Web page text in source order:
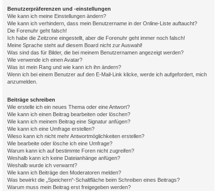
Benutzerpräferenzen und -einstellungen
Wie kann ich meine Einstellungen ändern?
Wie kann ich verhindern, dass mein Benutzername in der Online-Liste auftaucht?
Die Forenuhr geht falsch!
Ich habe die Zeitzone eingestellt, aber die Forenuhr geht immer noch falsch!
Meine Sprache steht auf diesem Board nicht zur Auswahl!
Was sind das für Bilder, die bei meinem Benutzernamen angezeigt werden?
Wie verwende ich einen Avatar?
Was ist mein Rang und wie kann ich ihn ändern?
Wenn ich bei einem Benutzer auf den E-Mail-Link klicke, werde ich aufgefordert, mich
anzumelden.
Beiträge schreiben
Wie erstelle ich ein neues Thema oder eine Antwort?
Wie kann ich einen Beitrag bearbeiten oder löschen?
Wie kann ich meinem Beitrag eine Signatur anfügen?
Wie kann ich eine Umfrage erstellen?
Wieso kann ich nicht mehr Antwortmöglichkeiten erstellen?
Wie bearbeite oder lösche ich eine Umfrage?
Warum kann ich auf bestimmte Foren nicht zugreifen?
Weshalb kann ich keine Dateianhänge anfügen?
Weshalb wurde ich verwarnt?
Wie kann ich Beiträge den Moderatoren melden?
Was bewirkt die „Speichern“-Schaltfläche beim Schreiben eines Beitrags?
Warum muss mein Beitrag erst freigegeben werden?